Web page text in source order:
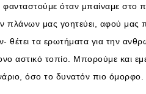
όταν μπαίναμε στο
μας γοητεύει, αφού μας
θέτει τα ερωτήματα για την
αστικό τοπίο. Μπορούμε και
όσο το δυνατόν πιο όμορφο.